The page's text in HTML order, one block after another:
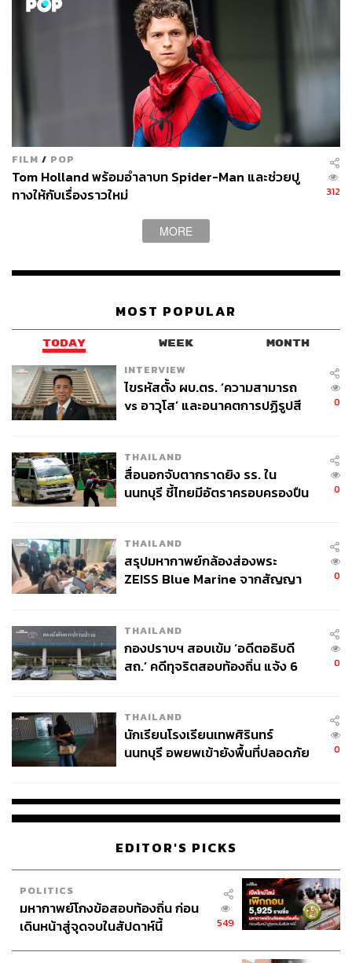
FILM / POP
Tom Holland พร้อมอำลาบท Spider-Man และช่วยปู
ทางให้กับเรื่องราวใหม่
312
MORE
MOST POPULAR
TODAY WEEK MONTH
INTERVIEW
ไขรหัสตั้ง ผบ.ตร. ‘ความสามารถ
vs อาวุโส’ และอนาคตการปฏิรูปสี
0
THAILAND
สื่อนอกจับตากราดยิง รร. ใน
นนทบุรี ชี้ไทยมีอัตราครอบครองปืน
0
THAILAND
สรุปมหากาพย์กล้องส่องพระ
ZEISS Blue Marine จากสัญญา
จ่ายหนี้-แอบระบุแบรนด์
0
THAILAND
กองปราบฯ สอบเข้ม ‘อดีตอธิบดี
สถ.’ คดีทุจริตสอบท้องถิ่น แจ้ง 6
0
THAILAND
นักเรียนโรงเรียนเทพศิรินทร์
นนทบุรี อพยพเข้ายังพื้นที่ปลอดภัย
0
EDITOR'S PICKS
POLITICS
มหากาพย์โกงข้อสอบท้องถิ่น ก่อน
เดินหน้าสู่จุดจบในสัปดาห์นี้
549